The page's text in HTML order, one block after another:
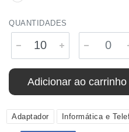
QUANTIDADES
Adicionar ao carrinho
Adaptador Informática e